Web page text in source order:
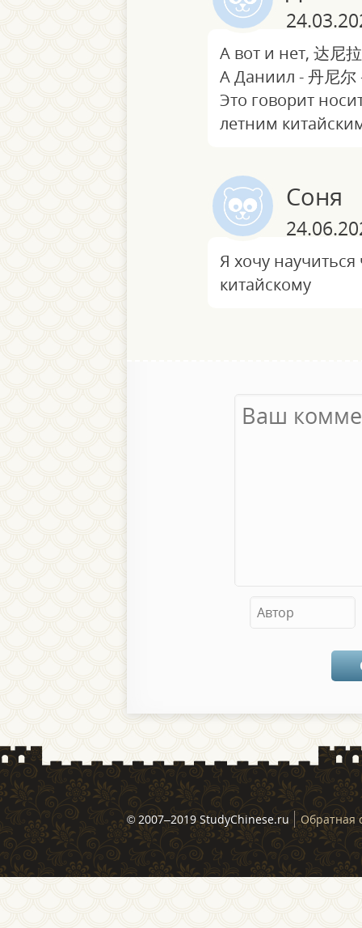
А вот и нет, 达尼
А Даниил - 丹尼尔
Это говорит
летним
Соня
Я хочу
китайскому
© 2007–2019 StudyChinese.ru Обратная